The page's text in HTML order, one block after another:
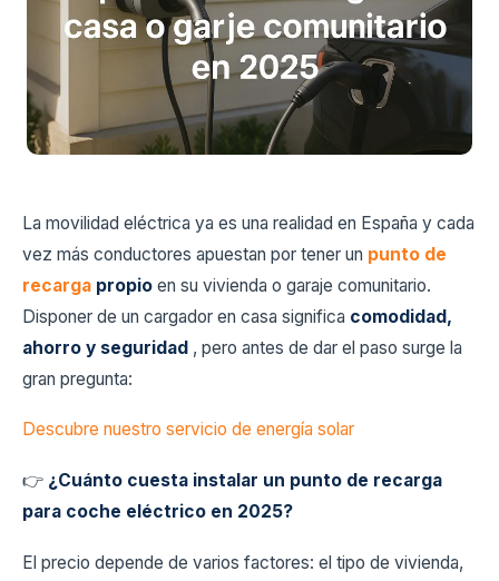
La movilidad eléctrica ya es una realidad en España y cada
vez más conductores apuestan por tener un punto de
recarga propio en su vivienda o garaje comunitario.
Disponer de un cargador en casa significa comodidad,
ahorro y seguridad , pero antes de dar el paso surge la
gran pregunta:
Descubre nuestro servicio de energía solar
👉 ¿Cuánto cuesta instalar un punto de recarga
para coche eléctrico en 2025?
El precio depende de varios factores: el tipo de vivienda,